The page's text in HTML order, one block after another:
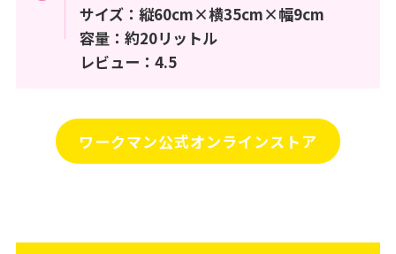
サイズ：縦60cm×横35cm×幅9cm
容量：約20リットル
レビュー：4.5
ワークマン公式オンラインストア